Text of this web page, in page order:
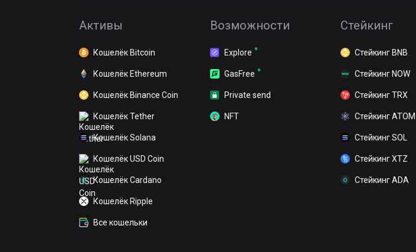
Активы
Кошелёк Bitcoin
Кошелёк Ethereum
Кошелёк Binance Coin
Кошелёк Tether
Кошелёк Solana
Кошелёк USD Coin
Кошелёк Cardano
Кошелёк Ripple
Все кошельки
Возможности
Explore
GasFree
Private send
NFT
Стейкинг
Стейкинг BNB
Стейкинг NOW
Стейкинг TRX
Стейкинг ATOM
Стейкинг SOL
Стейкинг XTZ
Стейкинг ADA